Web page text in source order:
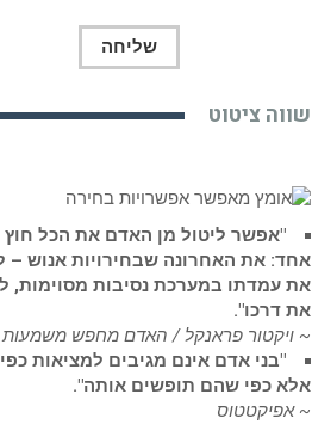
שווה ציטוט
"אפשר ליטול מן האדם את הכל
אחד: את האחרונה שבחירויות אנוש –
את עמדתו במערכת נסיבות מסוימות,
את דרכו".
~ ויקטור פראנקל / האדם מחפש משמעות
"בני אדם אינם מגיבים למציאות
אלא כפי שהם תופשים אותה".
~ אפיקטטוס